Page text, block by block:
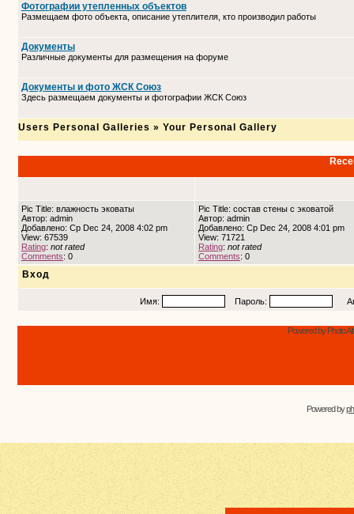
Фотографии утепленных объектов
Размещаем фото объекта, описание утеплителя, кто производил работы
Документы
Различные документы для размещения на форуме
Документы и фото ЖСК Союз
Здесь размещаем документы и фотографии ЖСК Союз
Users Personal Galleries » Your Personal Gallery
Pic Title: влажность эковаты
Автор: admin
Добавлено: Ср Dec 24, 2008 4:02 pm
View: 67539
Rating: not rated
Comments: 0
Pic Title: состав стены с эковатой
Автор: admin
Добавлено: Ср Dec 24, 2008 4:01 pm
View: 71721
Rating: not rated
Comments: 0
Вход
Имя: Пароль:
Powered by Photo
Powered by